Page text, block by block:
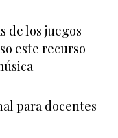
de los juegos
este recurso
para docentes